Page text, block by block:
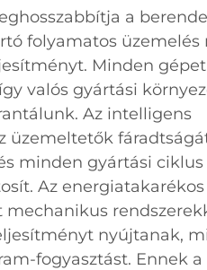
a
folyamatos üzemelés
Minden
valós gyártási
Az intelligens
üzemeltetők
minden gyártási ciklus
Az energiatakarékos
nyújtanak,
fogyasztást. Ennek a